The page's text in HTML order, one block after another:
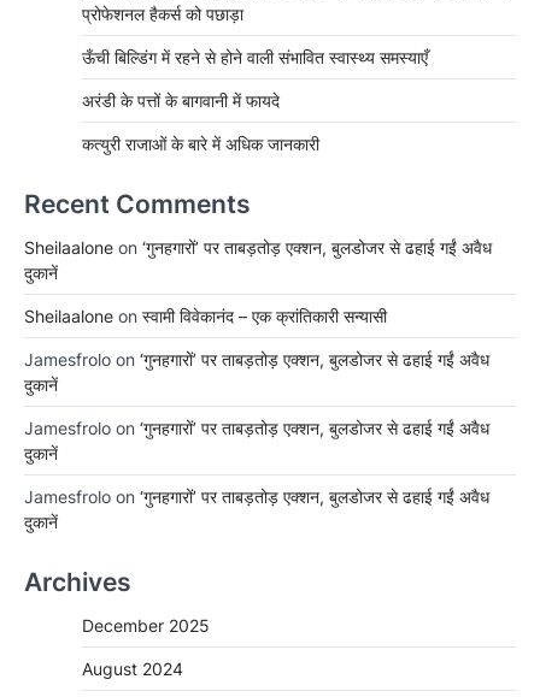
प्रोफेशनल हैकर्स को पछाड़ा
ऊँची बिल्डिंग में रहने से होने वाली संभावित स्वास्थ्य समस्याएँ
अरंडी के पत्तों के बागवानी में फायदे
कत्युरी राजाओं के बारे में अधिक जानकारी
Recent Comments
Sheilaalone on ‘गुनहगारों’ पर ताबड़तोड़ एक्शन, बुलडोजर से ढहाई गईं अवैध
दुकानें
Sheilaalone on स्वामी विवेकानंद – एक क्रांतिकारी सन्यासी
Jamesfrolo on ‘गुनहगारों’ पर ताबड़तोड़ एक्शन, बुलडोजर से ढहाई गईं अवैध
दुकानें
Jamesfrolo on ‘गुनहगारों’ पर ताबड़तोड़ एक्शन, बुलडोजर से ढहाई गईं अवैध
दुकानें
Jamesfrolo on ‘गुनहगारों’ पर ताबड़तोड़ एक्शन, बुलडोजर से ढहाई गईं अवैध
दुकानें
Archives
December 2025
August 2024